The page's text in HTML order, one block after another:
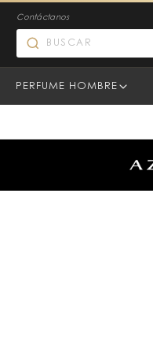
Contáctanos
PERFUME HOMBRE